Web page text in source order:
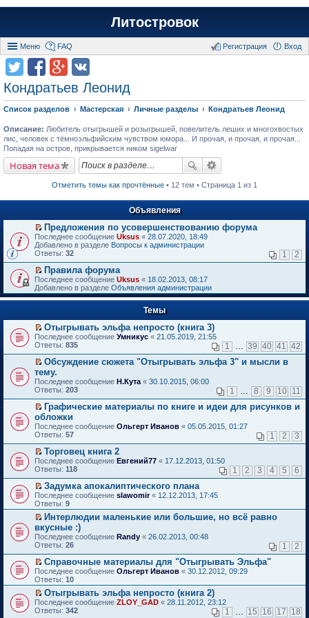
Литостровок
Меню FAQ Вход
Регистрация
Кондратьев Леонид
Список разделов Мастерская Личные разделы Кондратьев Леонид
Описание: Любитель отыгрышей и розыгрышей, повелитель леших и многохвостых
лис, человек с тёмноэльфийским чувством юмора... И прочая, и прочая, и прочая...
Попадая на остров, прикрывается ником sigelwar
Новая тема
Отметить темы как прочтённые • 12 тем • Страница 1 из 1
Объявления
П
е
р
й
т
и
к
п
в
о
м
у
н
е
п
р
о
ч
и
т
а
н
о
м
у
с
о
о
б
щ
е
н
и
ю
Предложения по усовершенствованию форума
Последнее сообщение Uksus « 28.07.2020, 18:49
Добавлено в разделе Вопросы к администрации
Ответы: 32 1 2
П
е
р
е
т
и
к
п
р
о
м
у
н
е
п
р
о
ч
и
т
а
н
о
м
у
с
о
о
б
щ
е
н
и
ю
Правила форума
Последнее сообщение Uksus « 18.02.2013, 08:17
Добавлено в разделе Объявления администрации
Темы
П
е
е
й
т
и
к
п
е
р
в
о
м
у
н
е
р
о
ч
и
а
н
н
о
м
у
с
о
о
б
щ
е
Отыгрывать эльфа непросто (книга 3)
Последнее сообщение Умникус « 21.05.2019, 21:55
Ответы: 835 1 39 40 41 42
П
е
р
е
й
т
и
к
п
е
р
в
о
м
у
н
е
п
р
о
ч
и
а
н
н
о
м
у
с
Обсуждение сюжета "Отыгрывать эльфа 3" и мысли в
тему.
Последнее сообщение Н.Кута « 30.10.2015, 06:00
Ответы: 203 1 8 9 10 11
П
е
р
е
й
и
к
п
е
р
в
о
м
у
н
е
п
р
о
ч
и
т
а
н
Графические материалы по книге и идеи для рисунков и
обложки
Последнее сообщение Ольгерт Иванов « 05.05.2015, 01:27
Ответы: 57 1 2 3
П
е
е
й
т
и
п
е
р
в
о
м
у
н
е
п
р
о
Торговец книга 2
Последнее сообщение Евгений77 « 17.12.2013, 01:50
Ответы: 118 1 2 3 4 5 6
П
е
р
е
й
т
и
п
е
р
в
о
м
у
Задумка апокалиптического плана
Последнее сообщение slawomir« 12.12.2013, 17:45
Ответы: 9
П
е
р
е
й
т
и
к
п
е
р
в
Интерлюдии маленькие или большие, но всё равно
вкусные :)
Последнее сообщение Randy « 26.02.2013, 00:48
Ответы: 26 1 2
П
е
р
е
й
т
Справочные материалы для "Отыгрывать Эльфа"
Последнее сообщение Ольгерт Иванов « 30.12.2012, 09:29
Ответы: 10
П
е
Отыгрывать эльфа непросто (книга 2)
Последнее сообщение ZLOY_GAD « 28.11.2012, 23:12
Ответы: 342 1 15 16 17 18